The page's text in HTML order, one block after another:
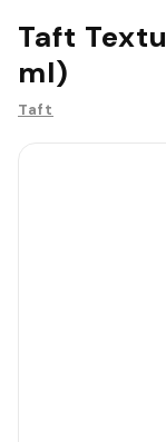
Taft
ml)
Taft